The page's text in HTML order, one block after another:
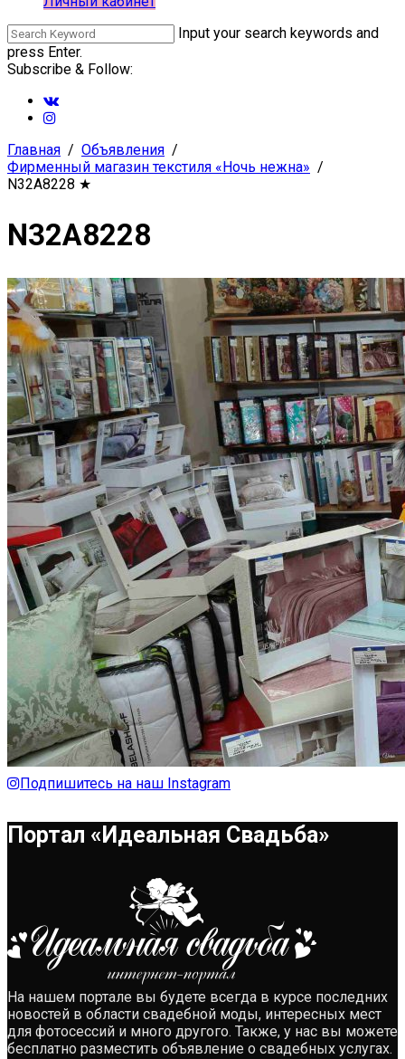
Input your search keywords and
press Enter.
Subscribe & Follow:
Главная
Объявления
Фирменный магазин текстиля «Ночь нежна»
N32A8228 ★
N32A8228
Подпишитесь на наш Instagram
Портал «Идеальная Свадьба»
На нашем портале вы будете всегда в курсе последних
новостей в области свадебной моды, интересных мест
для фотосессий и много другого. Также, у нас вы можете
бесплатно разместить объявление о свадебных услугах.